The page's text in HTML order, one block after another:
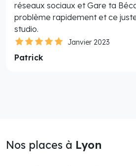
réseaux sociaux et Gare ta
problème rapidement et ce
studio.
Janvier 2023
Patrick
Nos places à Lyon